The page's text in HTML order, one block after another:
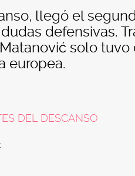
llegó el
defensivas.
solo tuvo
europea.
DEL DESCANSO